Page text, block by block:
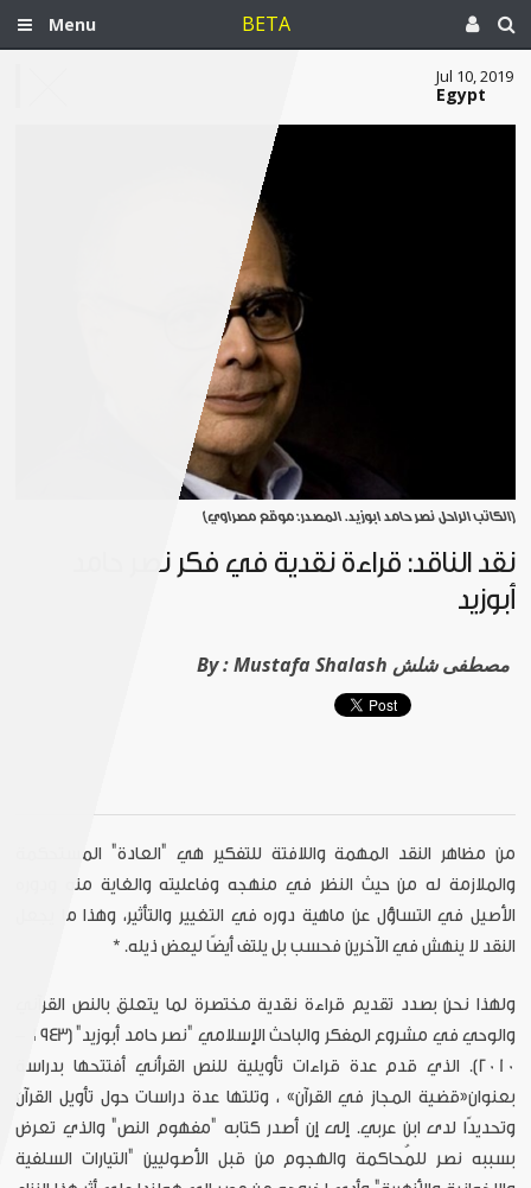
Menu BETA
Jul 10, 2019
Egypt
[الكاتب الراحل نصر حامد ابوزيد. المصدر: موقع مصراوي]
نقد الناقد: قراءة نقدية في فكر نصر حامد
أبوزيد
By : Mustafa Shalash مصطفى شلش
من مظاهر النقد المهمة واللافتة للتفكير هي "العادة" المستحكمة
والملازمة له من حيث النظر في منهجه وفاعليته والغاية منه ودوره
الأصيل في التساؤل عن ماهية دوره في التغيير والتأثير، وهذا ما يجعل
النقد لا ينهش في الآخرين فحسب بل يلتف أيضًا ليعض ذيله. *
ولهذا نحن بصدد تقديم قراءة نقدية مختصرة لما يتعلق بالنص القرآني
2010). الذي قدم عدة قراءات تأويلية للنص القرأني أفتتحها بدراسة
بعنوان«قضية المجاز في القرآن» ، وتلتها عدة دراسات حول تأويل القرآن
وتحديدًا لدى ابن عربي. إلى إن أصدر كتابه "مفهوم النص" والذي تعرض
بسببه نصر للمُحاكمة والهجوم من قبل الأصوليين "التيارات السلفية